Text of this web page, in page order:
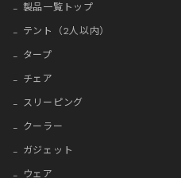
製品一覧トップ
テント（2人以内）
タープ
チェア
スリーピング
クーラー
ガジェット
ウェア